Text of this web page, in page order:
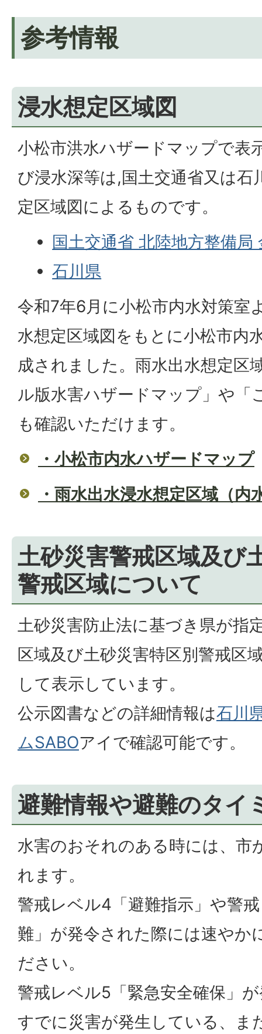
参考情報
浸水想定区域図
小松市洪水ハザードマップで表
び浸水深等は,国土交通省又は石
定区域図によるものです。
国土交通省 北陸地方整備局
石川県
令和7年6月に小松市内水対策室
水想定区域図をもとに小松市内
成されました。雨水出水想定区
ル版水害ハザードマップ」や「
も確認いただけます。
・小松市内水ハザードマップ
・雨水出水浸水想定区域（内
土砂災害警戒区域及び
警戒区域について
土砂災害防止法に基づき県が指
区域及び土砂災害特区別警戒区
して表示しています。
公示図書などの詳細情報は石川
ムSABOアイで確認可能です。
避難情報や避難のタイ
水害のおそれのある時には、市
れます。
警戒レベル4「避難指示」や警
難」が発令された際には速やか
ださい。
警戒レベル5「緊急安全確保」
すでに災害が発生している、ま